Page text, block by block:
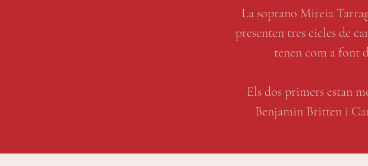
La soprano Mireia
presenten tres cicles de
tenen com a font
Els dos primers estan
Benjamin Britten i